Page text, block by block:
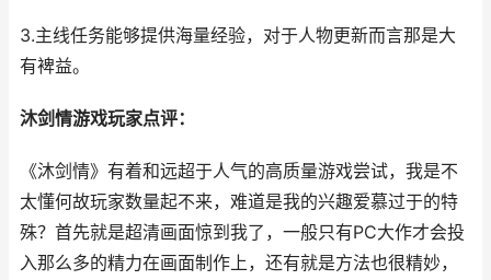
3.主线任务能够提供海量经验，对于人物更新而言那是大
有裨益。
沐剑情游戏玩家点评：
《沐剑情》有着和远超于人气的高质量游戏尝试，我是不
太懂何故玩家数量起不来，难道是我的兴趣爱慕过于的特
殊？首先就是超清画面惊到我了，一般只有PC大作才会投
入那么多的精力在画面制作上，还有就是方法也很精妙，